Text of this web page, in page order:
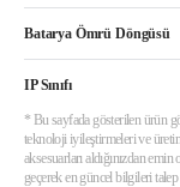
Batarya Ömrü Döngüsü
IP Sınıfı
* Bu sayfada gösterilen ürün
teknoloji iyileştirmeleri ve
aksesuarları aldığınızdan
geçerek en güncel bilgileri